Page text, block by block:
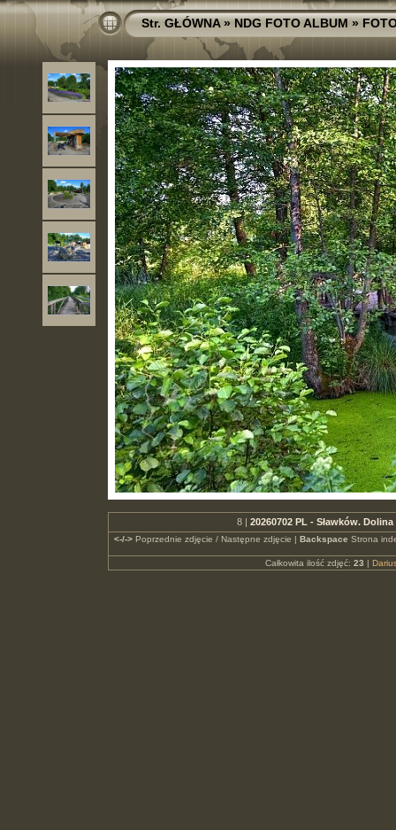
Str. GŁÓWNA»NDG FOTO ALBUM»
8 | 20260702 PL - Sławków.
<-/->Poprzednie zdjęcie / Następne zdjęcie | Backspace Strona
Całkowita ilość zdjęć: 23 |